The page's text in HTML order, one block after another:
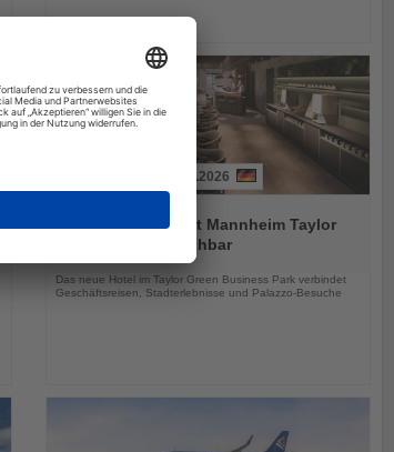
03.08.2026
Essential by Dorint Mannheim Taylor
Park ab sofort buchbar
Das neue Hotel im Taylor Green Business Park verbindet
Geschäftsreisen, Stadterlebnisse und Palazzo-Besuche